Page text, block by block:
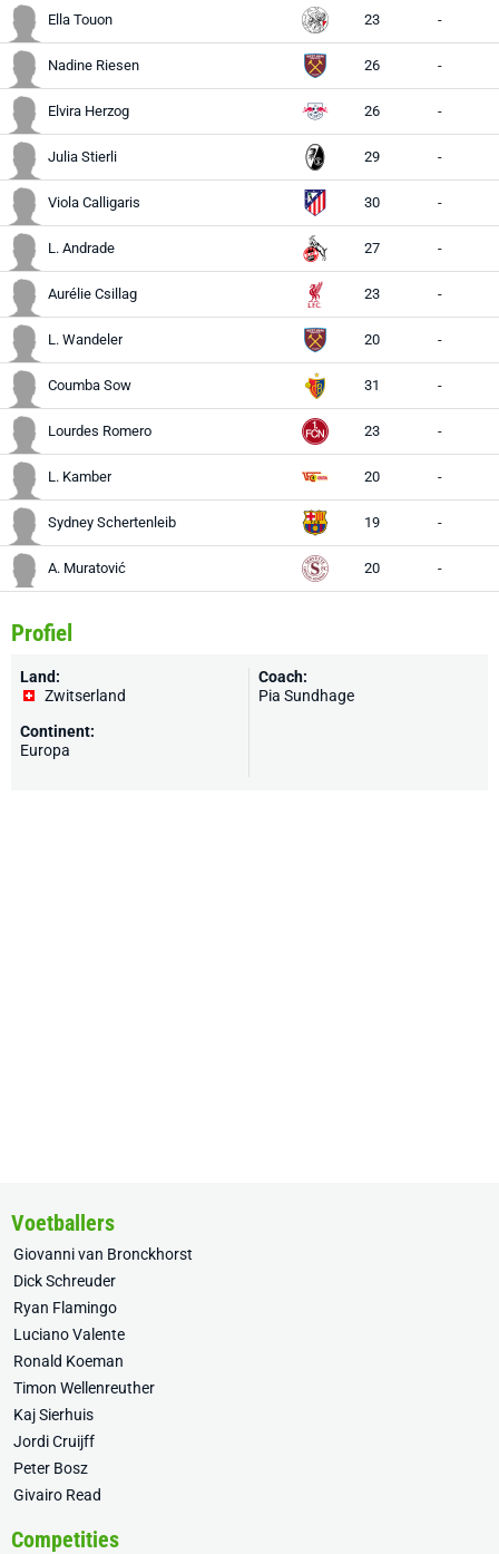
Ella Touon 23 -
Nadine Riesen 26 -
Elvira Herzog 26 -
Julia Stierli 29 -
Viola Calligaris 30 -
L. Andrade 27 -
Aurélie Csillag 23 -
L. Wandeler 20 -
Coumba Sow 31 -
Lourdes Romero 23 -
L. Kamber 20 -
Sydney Schertenleib 19 -
A. Muratović 20 -
Profiel
Land:
Zwitserland
Continent:
Europa
Coach:
Pia Sundhage
Voetballers
Giovanni van Bronckhorst
Dick Schreuder
Ryan Flamingo
Luciano Valente
Ronald Koeman
Timon Wellenreuther
Kaj Sierhuis
Jordi Cruijff
Peter Bosz
Givairo Read
Competities